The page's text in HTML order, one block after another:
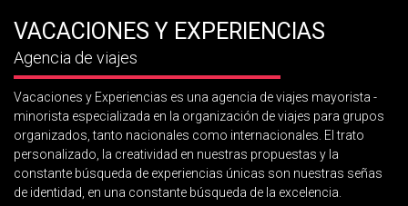
VACACIONES Y EXPERIENCIAS
Agencia de viajes
Vacaciones y Experiencias es una agencia de viajes mayorista -
minorista especializada en la organización de viajes para grupos
organizados, tanto nacionales como internacionales. El trato
personalizado, la creatividad en nuestras propuestas y la
constante búsqueda de experiencias únicas son nuestras señas
de identidad, en una constante búsqueda de la excelencia.